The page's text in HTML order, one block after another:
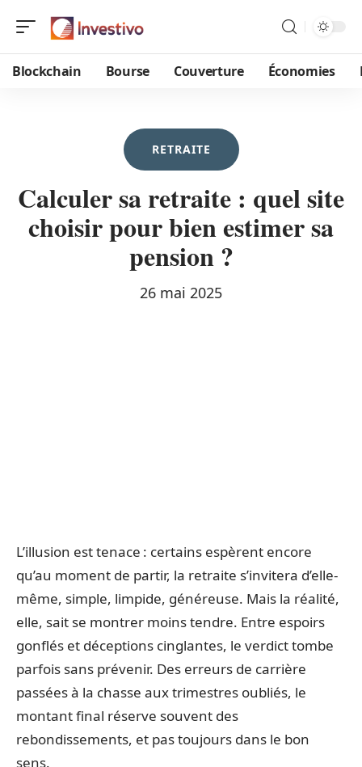
Blockchain Bourse Couverture Économies
RETRAITE
Calculer sa retraite : quel site
choisir pour bien estimer sa
pension ?
26 mai 2025
L’illusion est tenace : certains espèrent encore
qu’au moment de partir, la retraite s’invitera d’elle-
même, simple, limpide, généreuse. Mais la réalité,
elle, sait se montrer moins tendre. Entre espoirs
gonflés et déceptions cinglantes, le verdict tombe
parfois sans prévenir. Des erreurs de carrière
passées à la chasse aux trimestres oubliés, le
montant final réserve souvent des
rebondissements, et pas toujours dans le bon
sens.